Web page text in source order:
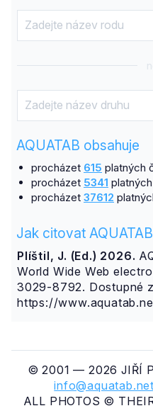
AQUATAB obsahuje
procházet 615 platných
procházet 5341
procházet 37612
Jak citovat
Plíštil, J. (Ed.) 2026.
World Wide Web
3029-8792. Dostupné
https://
© 2001 — 2026 JIŘÍ
info@aquatab.net
ALL PHOTOS ©